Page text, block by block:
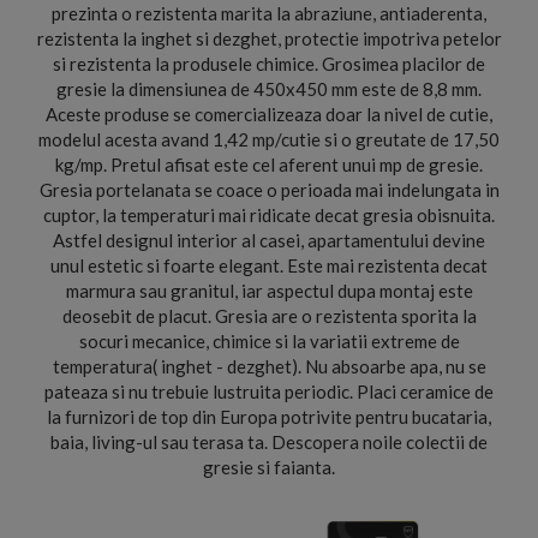
prezinta o rezistenta marita la abraziune, antiaderenta,
rezistenta la inghet si dezghet, protectie impotriva petelor
si rezistenta la produsele chimice. Grosimea placilor de
gresie la dimensiunea de 450x450 mm este de 8,8 mm.
Aceste produse se comercializeaza doar la nivel de cutie,
modelul acesta avand 1,42 mp/cutie si o greutate de 17,50
kg/mp. Pretul afisat este cel aferent unui mp de gresie.
Gresia portelanata se coace o perioada mai indelungata in
cuptor, la temperaturi mai ridicate decat gresia obisnuita.
Astfel designul interior al casei, apartamentului devine
unul estetic si foarte elegant. Este mai rezistenta decat
marmura sau granitul, iar aspectul dupa montaj este
deosebit de placut. Gresia are o rezistenta sporita la
socuri mecanice, chimice si la variatii extreme de
temperatura( inghet - dezghet). Nu absoarbe apa, nu se
pateaza si nu trebuie lustruita periodic. Placi ceramice de
la furnizori de top din Europa potrivite pentru bucataria,
baia, living-ul sau terasa ta. Descopera noile colectii de
gresie si faianta.